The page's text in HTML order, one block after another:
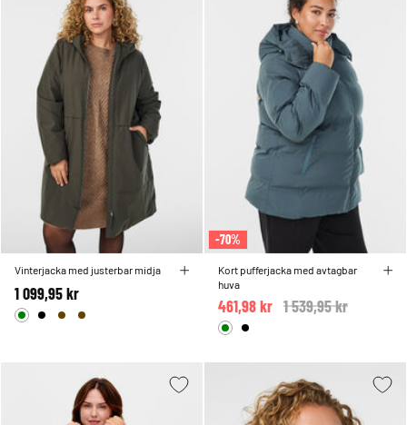
Vinterjacka med justerbar midja
1 099,95 kr
-70%
Kort pufferjacka med avtagbar
huva
Price reduced from
1 539,95 kr
461,98 kr